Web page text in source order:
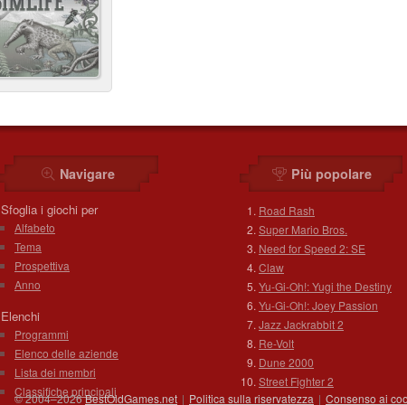
Navigare
Sfoglia i giochi per
Alfabeto
Tema
Prospettiva
Anno
Elenchi
Programmi
Elenco delle aziende
Lista dei membri
Classifiche principali
Più popolare
Road Rash
Super Mario Bros.
Need for Speed 2: SE
Claw
Yu-Gi-Oh!: Yugi the Destiny
Yu-Gi-Oh!: Joey Passion
Jazz Jackrabbit 2
Re-Volt
Dune 2000
Street Fighter 2
© 2004–2026BestOldGames.net | Politica sulla riservatezza | Consenso ai